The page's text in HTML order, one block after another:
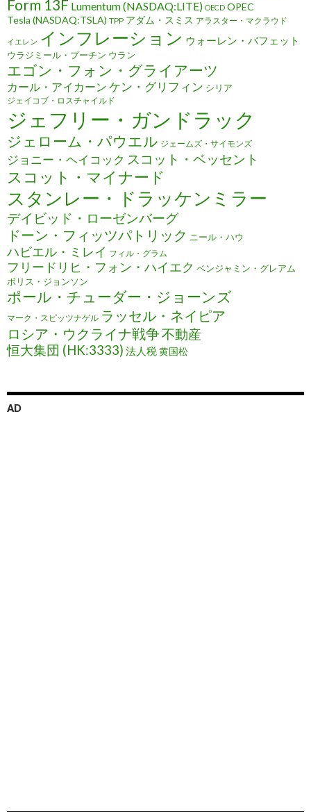
Form 13F Lumentum (NASDAQ:LITE) OECD OPEC
Tesla (NASDAQ:TSLA) TPP アダム・スミス アラスター・マクラウド
イエレン インフレーション ウォーレン・バフェット
ウラジミール・プーチン ウラン
エゴン・フォン・グライアーツ
カール・アイカーン ケン・グリフィン シリア
ジェイコブ・ロスチャイルド
ジェフリー・ガンドラック
ジェローム・パウエル ジェームズ・サイモンズ
ジョニー・ヘイコック スコット・ベッセント
スコット・マイナード
スタンレー・ドラッケンミラー
デイビッド・ローゼンバーグ
ドーン・フィッツパトリック ニール・ハウ
ハビエル・ミレイ フィル・グラム
フリードリヒ・フォン・ハイエク ベンジャミン・グレアム
ボリス・ジョンソン
ポール・チューダー・ジョーンズ
マーク・スピッツナゲル ラッセル・ネイピア
ロシア・ウクライナ戦争不動産
恒大集団 (HK:3333) 法人税黄国松
AD